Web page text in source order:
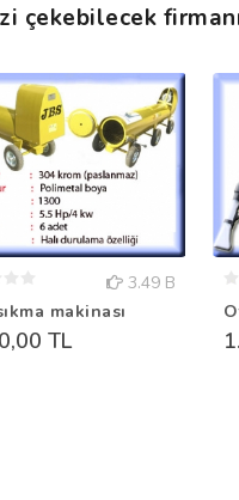
çekebilecek
3.49 B
makinası
TL